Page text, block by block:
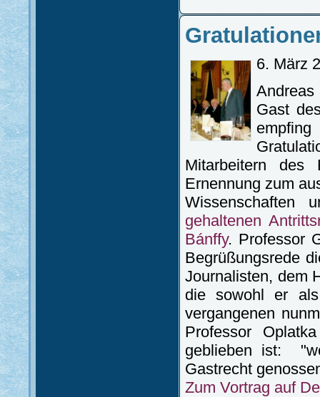
6. März
Gast
Mitarbeitern des
Ernennung zum
Wissenschaften
gehaltenen
Bánffy. Professor
Begrüßungsrede
Journalisten, dem
die sowohl er
vergangenen
Professor
geblieben ist:
Gastrecht
Zum Vortrag auf